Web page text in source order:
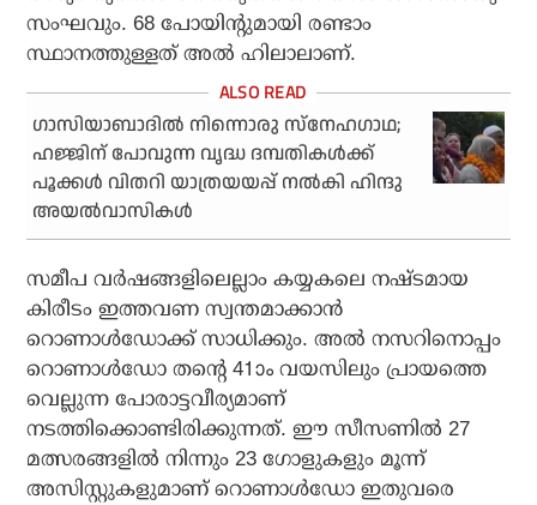
സംഘവും. 68 പോയിന്റുമായി രണ്ടാം
സ്ഥാനത്തുള്ളത് അല്‍ ഹിലാലാണ്.
ഗാസിയാബാദില്‍ നിന്നൊരു സ്‌നേഹഗാഥ;
ഹജ്ജിന് പോവുന്ന വൃദ്ധ ദമ്പതികള്‍ക്ക്
പൂക്കള്‍ വിതറി യാത്രയയപ്പ് നല്‍കി ഹിന്ദു
അയല്‍വാസികള്‍
സമീപ വര്‍ഷങ്ങളിലെല്ലാം കയ്യകലെ നഷ്ടമായ
കിരീടം ഇത്തവണ സ്വന്തമാക്കാന്‍
റൊണാള്‍ഡോക്ക് സാധിക്കും. അല്‍ നസറിനൊപ്പം
റൊണാള്‍ഡോ തന്റെ 41ാം വയസിലും പ്രായത്തെ
വെല്ലുന്ന പോരാട്ടവീര്യമാണ്
നടത്തിക്കൊണ്ടിരിക്കുന്നത്. ഈ സീസണില്‍ 27
മത്സരങ്ങളില്‍ നിന്നും 23 ഗോളുകളും മൂന്ന്
അസിസ്റ്റുകളുമാണ് റൊണാള്‍ഡോ ഇതുവരെ